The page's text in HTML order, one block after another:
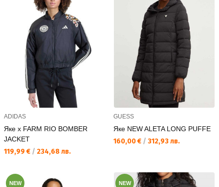
ADIDAS
Яке x FARM RIO BOMBER
JACKET
Текуща цена:
119,99 € / 234,68 лв.
GUESS
Яке NEW ALETA LONG PUFFE
Текуща цена:
160,00 € / 312,93 лв.
NEW NEW